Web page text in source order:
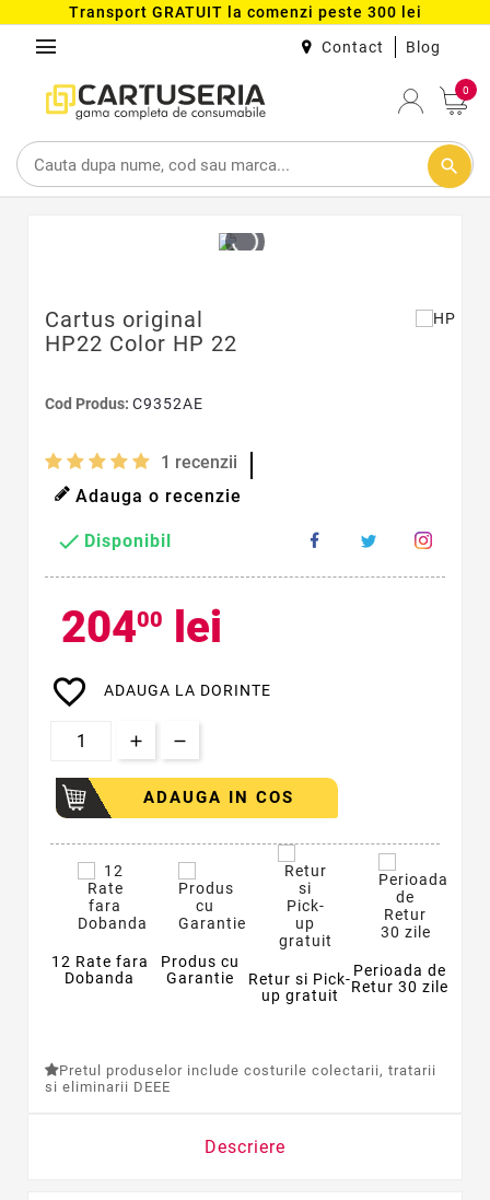
Transport GRATUIT la comenzi peste 300 lei
menu Contact Blog
0
search
Cartus original
HP22 Color HP 22
Cod Produs: C9352AE
1 recenzii
Adauga o recenzie
 Disponibil
20400 lei
favorite_border ADAUGA LA DORINTE
ADAUGA IN COS
12 Rate fara
Dobanda
Produs cu
Garantie
Retur si Pick-
up gratuit
Perioada de
Retur 30 zile
Pretul produselor include costurile colectarii, tratarii
si eliminarii DEEE
Descriere